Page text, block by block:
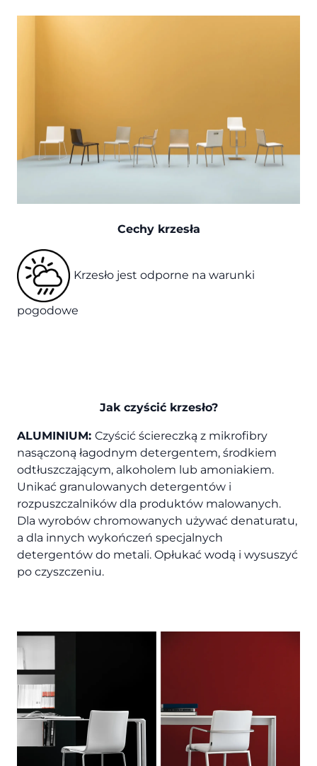
Cechy krzesła
Krzesło jest odporne na warunki
pogodowe
Jak czyścić krzesło?
ALUMINIUM: Czyścić ściereczką z mikrofibry
nasączoną łagodnym detergentem, środkiem
odtłuszczającym, alkoholem lub amoniakiem.
Unikać granulowanych detergentów i
rozpuszczalników dla produktów malowanych.
Dla wyrobów chromowanych używać denaturatu,
a dla innych wykończeń specjalnych
detergentów do metali. Opłukać wodą i wysuszyć
po czyszczeniu.